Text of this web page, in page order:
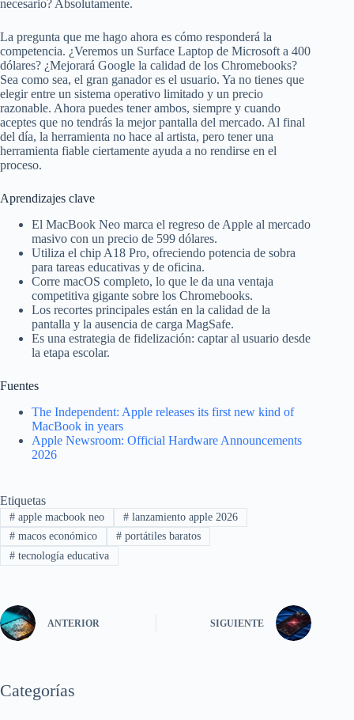
necesario? Absolutamente.
La pregunta que me hago ahora es cómo responderá la
competencia. ¿Veremos un Surface Laptop de Microsoft a 400
dólares? ¿Mejorará Google la calidad de los Chromebooks?
Sea como sea, el gran ganador es el usuario. Ya no tienes que
elegir entre un sistema operativo limitado y un precio
razonable. Ahora puedes tener ambos, siempre y cuando
aceptes que no tendrás la mejor pantalla del mercado. Al final
del día, la herramienta no hace al artista, pero tener una
herramienta fiable ciertamente ayuda a no rendirse en el
proceso.
Aprendizajes clave
El MacBook Neo marca el regreso de Apple al mercado
masivo con un precio de 599 dólares.
Utiliza el chip A18 Pro, ofreciendo potencia de sobra
para tareas educativas y de oficina.
Corre macOS completo, lo que le da una ventaja
competitiva gigante sobre los Chromebooks.
Los recortes principales están en la calidad de la
pantalla y la ausencia de carga MagSafe.
Es una estrategia de fidelización: captar al usuario desde
la etapa escolar.
Fuentes
The Independent: Apple releases its first new kind of
MacBook in years
Apple Newsroom: Official Hardware Announcements
2026
Etiquetas
#apple macbook neo #lanzamiento apple 2026
#macos económico #portátiles baratos
#tecnología educativa
ANTERIOR SIGUIENTE
Categorías